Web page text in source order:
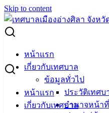
Skip to content
หน้าแรก
เกี่ยวกับเทศบาล
ข้อมูลทั่วไป
ประวัติเทศบ
อำนาจหน้าที่
หน้าแรก
เกี่ยวกับเทศบาล
Search for:
12 สิงหา ร่วมพิธีทำบุญตักบาต
เฉลิมพระเกียรติสมเด็จพระน
12 สิงหา ร่วมพิธีท
ราชกุศล เฉลิมพระ